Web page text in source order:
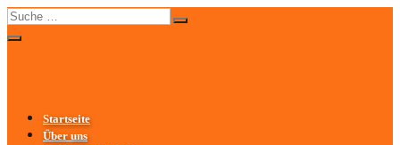
Startseite
Über uns